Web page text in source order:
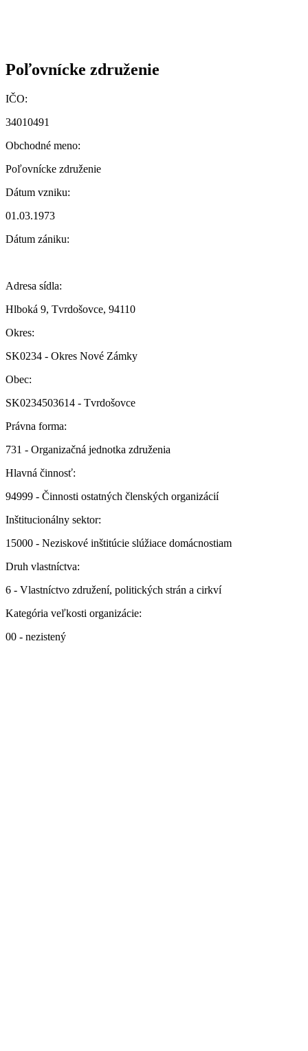
Poľovnícke združenie
IČO:
34010491
Obchodné meno:
Poľovnícke združenie
Dátum vzniku:
01.03.1973
Dátum zániku:
Adresa sídla:
Hlboká 9, Tvrdošovce, 94110
Okres:
SK0234 - Okres Nové Zámky
Obec:
SK0234503614 - Tvrdošovce
Právna forma:
731 - Organizačná jednotka združenia
Hlavná činnosť:
94999 - Činnosti ostatných členských organizácií
Inštitucionálny sektor:
15000 - Neziskové inštitúcie slúžiace domácnostiam
Druh vlastníctva:
6 - Vlastníctvo združení, politických strán a cirkví
Kategória veľkosti organizácie:
00 - nezistený